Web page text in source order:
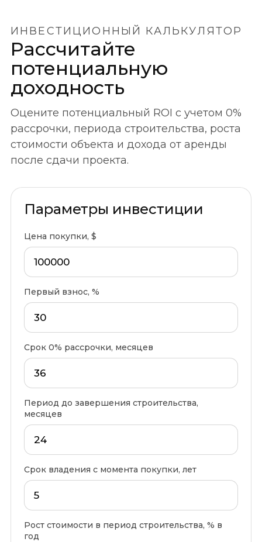
ИНВЕСТИЦИОННЫЙ КАЛЬКУЛЯТОР
Рассчитайте
потенциальную
доходность
Оцените потенциальный ROI с учетом 0%
рассрочки, периода строительства, роста
стоимости объекта и дохода от аренды
после сдачи проекта.
Параметры инвестиции
Цена покупки, $
Первый взнос, %
Срок 0% рассрочки, месяцев
Период до завершения строительства,
месяцев
Срок владения с момента покупки, лет
Рост стоимости в период строительства, % в
год